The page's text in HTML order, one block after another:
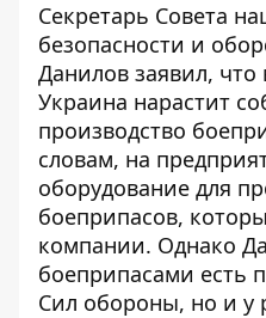
Секретарь Совета
безопасности и
Данилов заявил,
Украина нарастит
производство
словам, на
оборудование для
боеприпасов,
компании. Однако
боеприпасами есть
Сил обороны, но и у